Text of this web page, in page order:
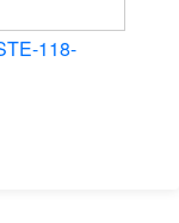
118-